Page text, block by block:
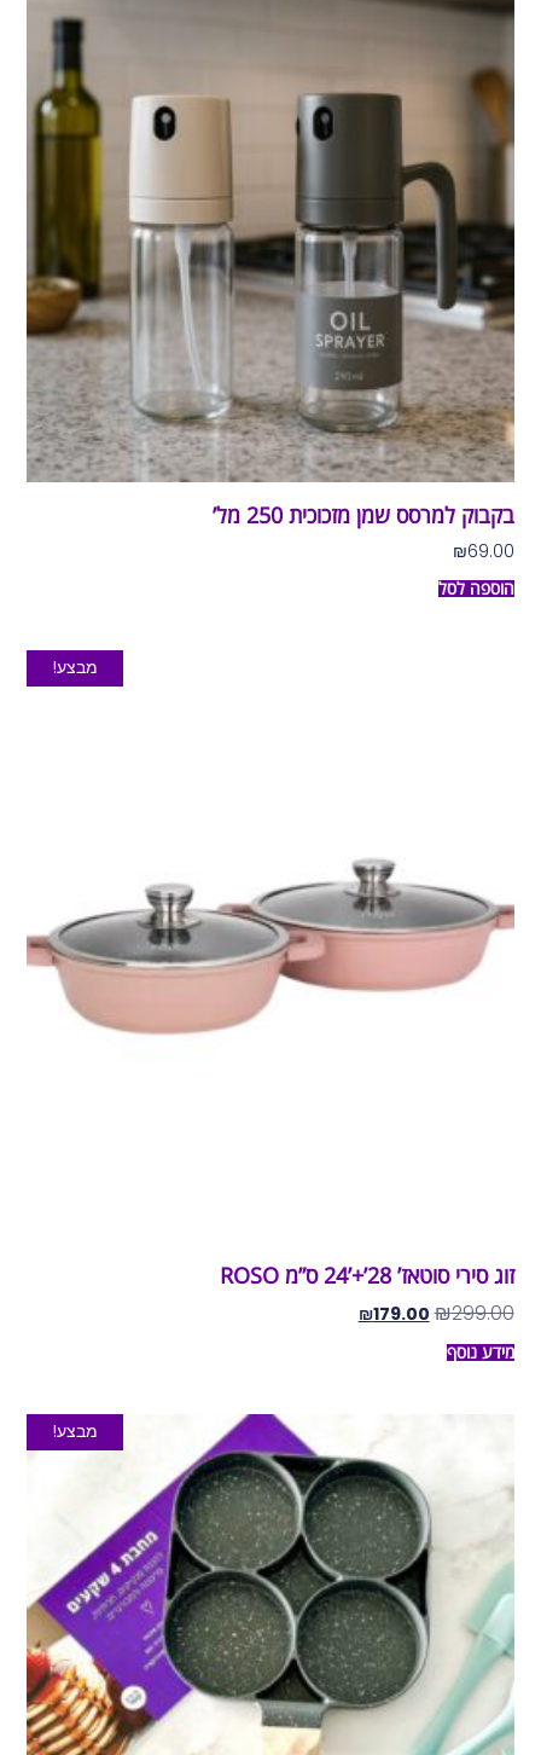
בקבוק למרסס שמן מזכוכית 250 מל’
₪69.00
הוספה לסל
מבצע!
זוג סירי סוטאז’ 28’+’24 ס”מ ROSO
₪299.00
₪179.00
מידע נוסף
מבצע!